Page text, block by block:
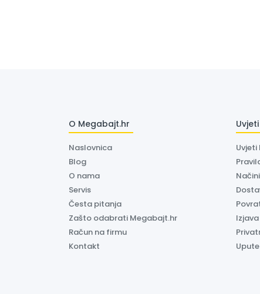
O Megabajt.hr
Naslovnica
Blog
O nama
Servis
Česta pitanja
Zašto odabrati Megabajt.hr
Račun na firmu
Kontakt